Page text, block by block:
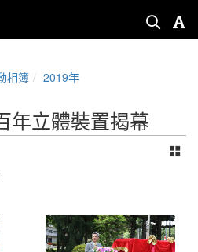
相簿 2019年
年立體裝置揭幕